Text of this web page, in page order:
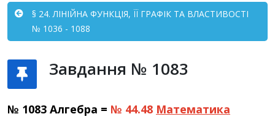
§ 24. ЛІНІЙНА ФУНКЦІЯ, ЇЇ ГРАФІК ТА ВЛАСТИВОСТІ
№ 1036 - 1088
Завдання № 1083
№ 1083 Алгебра = № 44.48 Математика